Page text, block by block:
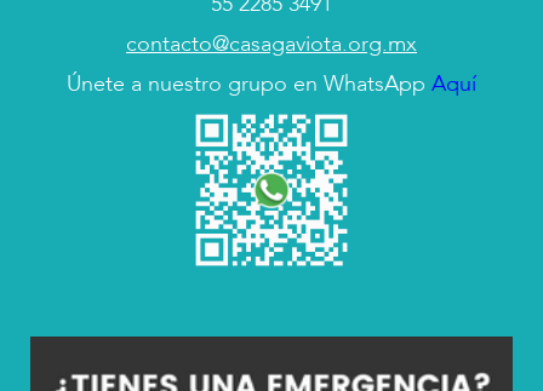
55 2285 3491
contacto@casagaviota.org.mx
Únete a nuestro grupo en WhatsApp Aquí